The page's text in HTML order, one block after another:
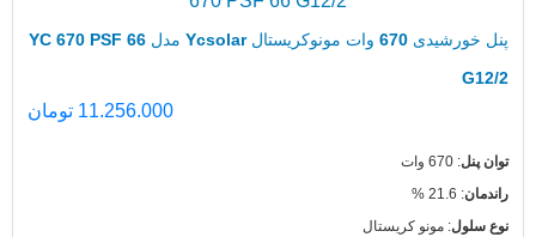
پنل خورشیدی 670 وات مونوکریستال Ycsolar مدل YC 670 PSF 66
11.256.000 تومان
: مونو کریستال